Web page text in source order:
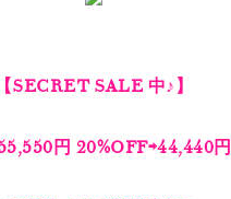
【SECRET SALE 中♪】
円 20%OFF⇨44,440円